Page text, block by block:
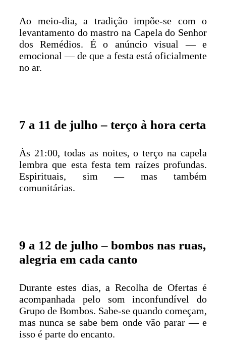
Ao meio-dia, a tradição impõe-se com o
levantamento do mastro na Capela do Senhor
dos Remédios. É o anúncio visual — e
emocional — de que a festa está oficialmente
no ar.
7 a 11 de julho – terço à hora certa
Às 21:00, todas as noites, o terço na capela
lembra que esta festa tem raízes profundas.
Espirituais, sim — mas também
comunitárias.
9 a 12 de julho – bombos nas ruas,
alegria em cada canto
Durante estes dias, a Recolha de Ofertas é
acompanhada pelo som inconfundível do
Grupo de Bombos. Sabe-se quando começam,
mas nunca se sabe bem onde vão parar — e
isso é parte do encanto.